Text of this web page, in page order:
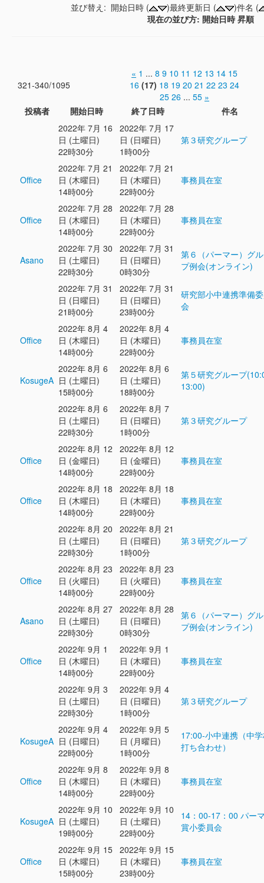
並び替え: 開始日時 ( )最終更新日 (
)件名 (
現在の並び方: 開始日時 昇順
321-340/1095
« 1 ... 8 9 10 11 12 13 14 15
16 (17) 18 19 20 21 22 23 24
25 26 ... 55 »
投稿者
開始日時 終了日時
件名
2022年 7月 16
日 (土曜日)
22時30分
2022年 7月 17
日 (日曜日)
1時00分
第３研究グループ
Office
2022年 7月 21
日 (木曜日)
14時00分
2022年 7月 21
日 (木曜日)
22時00分
事務員在室
Office
2022年 7月 28
日 (木曜日)
14時00分
2022年 7月 28
日 (木曜日)
22時00分
事務員在室
Asano
2022年 7月 30
日 (土曜日)
22時30分
2022年 7月 31
日 (日曜日)
0時30分
第６（パーマー）グ
プ例会(オンライン)
2022年 7月 31
日 (日曜日)
21時00分
2022年 7月 31
日 (日曜日)
23時00分
研究部小中連携準備
会
Office
2022年 8月 4
日 (木曜日)
14時00分
2022年 8月 4
日 (木曜日)
22時00分
事務員在室
KosugeA
2022年 8月 6
日 (土曜日)
15時00分
2022年 8月 6
日 (土曜日)
18時00分
第５研究グループ
13:00)
2022年 8月 6
日 (土曜日)
22時30分
2022年 8月 7
日 (日曜日)
1時00分
第３研究グループ
Office
2022年 8月 12
日 (金曜日)
14時00分
2022年 8月 12
日 (金曜日)
22時00分
事務員在室
Office
2022年 8月 18
日 (木曜日)
14時00分
2022年 8月 18
日 (木曜日)
22時00分
事務員在室
2022年 8月 20
日 (土曜日)
22時30分
2022年 8月 21
日 (日曜日)
1時00分
第３研究グループ
Office
2022年 8月 23
日 (火曜日)
14時00分
2022年 8月 23
日 (火曜日)
22時00分
事務員在室
Asano
2022年 8月 27
日 (土曜日)
22時30分
2022年 8月 28
日 (日曜日)
0時30分
第６（パーマー）グ
プ例会(オンライン)
Office
2022年 9月 1
日 (木曜日)
14時00分
2022年 9月 1
日 (木曜日)
22時00分
事務員在室
2022年 9月 3
日 (土曜日)
22時30分
2022年 9月 4
日 (日曜日)
1時00分
第３研究グループ
KosugeA
2022年 9月 4
日 (日曜日)
22時00分
2022年 9月 5
日 (月曜日)
1時00分
17:00‐小中連携（中
打ち合わせ）
Office
2022年 9月 8
日 (木曜日)
14時00分
2022年 9月 8
日 (木曜日)
22時00分
事務員在室
KosugeA
2022年 9月 10
日 (土曜日)
19時00分
2022年 9月 10
日 (土曜日)
22時00分
14：00-17：00 パー
賞小委員会
Office
2022年 9月 15
日 (木曜日)
15時00分
2022年 9月 15
日 (木曜日)
23時00分
事務員在室